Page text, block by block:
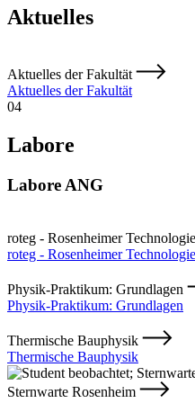
Aktuelles
Aktuelles der Fakultät
Aktuelles der Fakultät
04
Labore
Labore ANG
roteg - Rosenheimer
roteg - Rosenheimer
Physik-Praktikum: Grundlagen
Physik-Praktikum: Grundlagen
Thermische Bauphysik
Thermische Bauphysik
Sternwarte Rosenheim